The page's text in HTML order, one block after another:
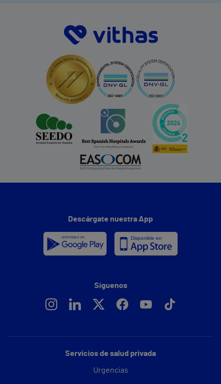
Servicios de salud privada
Urgencias
Descárgate nuestra App
Síguenos